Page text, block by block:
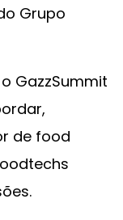
Grupo
GazzSummit
de food